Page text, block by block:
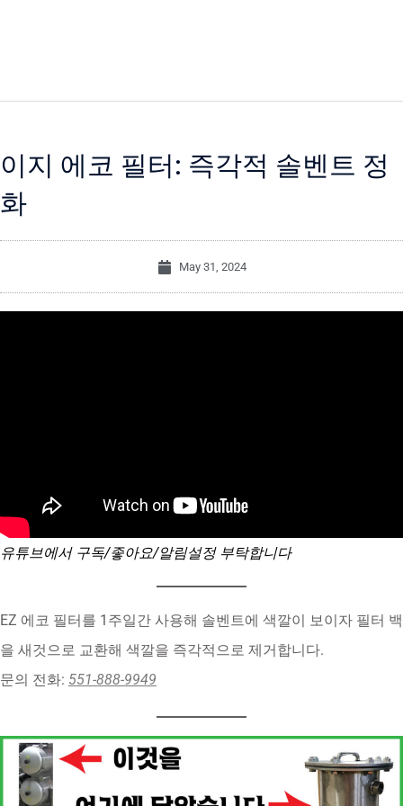
이지 에코 필터: 즉각적 솔벤트 정
화
May 31, 2024
유튜브에서 구독/좋아요/알림설정 부탁합니다
EZ 에코 필터를 1주일간 사용해 솔벤트에 색깔이 보이자 필터 백
을 새것으로 교환해 색깔을 즉각적으로 제거합니다.
문의 전화: 551-888-9949